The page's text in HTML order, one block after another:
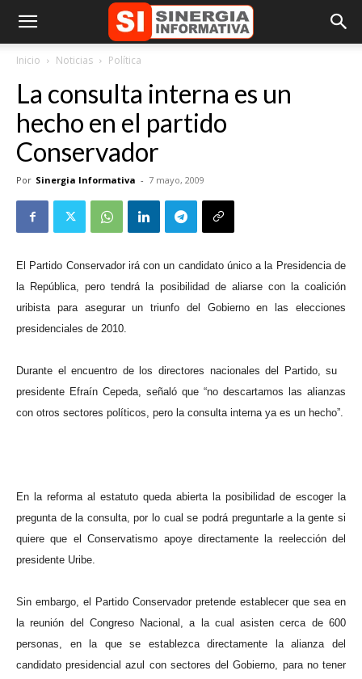
Inicio Noticias Política
La consulta interna es un
hecho en el partido
Conservador
Por Sinergia Informativa - 7 mayo, 2009
El Partido Conservador irá con un candidato único a la Presidencia de
la República, pero tendrá la posibilidad de aliarse con la coalición
uribista para asegurar un triunfo del Gobierno en las elecciones
presidenciales de 2010.
Durante el encuentro de los directores nacionales del Partido, su
presidente Efraín Cepeda, señaló que “no descartamos las alianzas
con otros sectores políticos, pero la consulta interna ya es un hecho”.
En la reforma al estatuto queda abierta la posibilidad de escoger la
pregunta de la consulta, por lo cual se podrá preguntarle a la gente si
quiere que el Conservatismo apoye directamente la reelección del
presidente Uribe.
Sin embargo, el Partido Conservador pretende establecer que sea en
la reunión del Congreso Nacional, a la cual asisten cerca de 600
personas, en la que se establezca directamente la alianza del
candidato presidencial azul con sectores del Gobierno, para no tener